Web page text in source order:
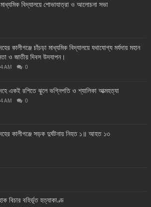
মাধ্যমিক বিদ্যালয়ে শোভাযাত্রা ও আলোচনা সভা
কালীগঞ্জে চাঁচড়া মাধ্যমিক বিদ্যালয়ে যথাযোগ্য মর্যদায় মহান
ও জাতীয় দিবস উদযাপন।
AM 0
একই রশিতে ঝুলে ভগ্নিপতি ও শ্যালিকা আত্মহত্যা
AM 0
কালীগঞ্জে সড়ক দুর্ঘটনায় নিহত ১॥ আহত ১৩
বিচার বহির্ভূত হত্যাকাণ্ড